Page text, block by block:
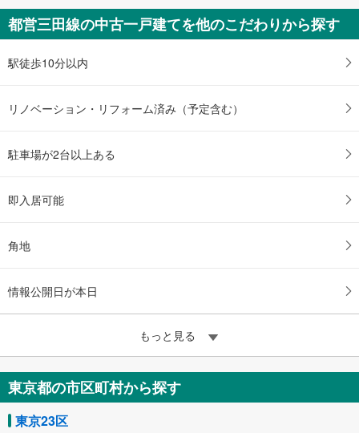
3億9,800万円
未定
都営三田線の中古一戸建てを他のこだわりから探す
駅徒歩10分以内
リノベーション・リフォーム済み（予定含む）
駐車場が2台以上ある
即入居可能
角地
情報公開日が本日
もっと見る
東京都の市区町村から探す
東京23区